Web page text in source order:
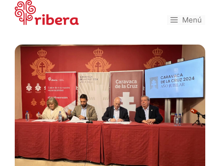
Saltar
contenido
Menú